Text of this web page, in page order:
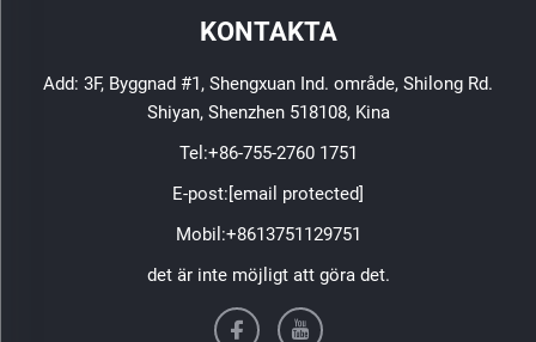
KONTAKTA
Add: 3F, Byggnad #1, Shengxuan Ind. område, Shilong Rd.
Shiyan, Shenzhen 518108, Kina
Tel:+86-755-2760 1751
E-post:[email protected]
Mobil:+8613751129751
det är inte möjligt att göra det.